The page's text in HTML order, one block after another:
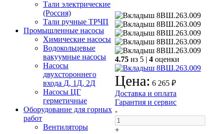
Тали электрические
(Россия)
Тали ручные ТРЧП
Промышленные насосы
Химические насосы
Водокольцевые
вакуумные насосы
Насосы
двухстороннего
входа Д, 1Д, 2Д
Насосы ЦГ
герметичные
Оборудование для горных
работ
Вентиляторы
4.75 из 5 | 4 оценки
Цена: 6 265 ₽
Доставка и оплата
Гарантия и сервис
-
+